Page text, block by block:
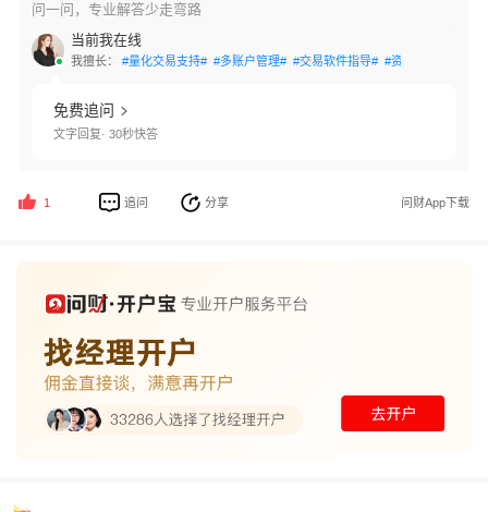
问一问，专业解答少走弯路
当前我在线
我擅长： #量化交易支持# #多账户管理# #交易软件指导# #资金安全保障#
免费追问
文字回复· 30秒快答
1 追问 分享 问财App下载